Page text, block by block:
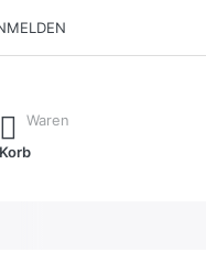
Eingabetaste, um alle
Waren
Korb